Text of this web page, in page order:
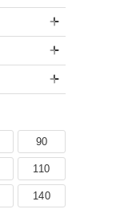
90
110
140